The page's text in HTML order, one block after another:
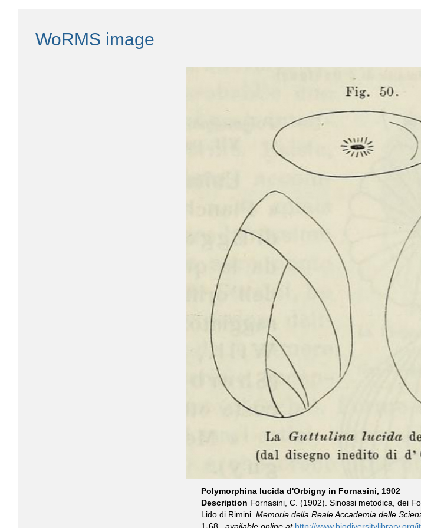
WoRMS image
Polymorphina lucida d'Orbigny in Fornasini, 1902
Description Fornasini, C. (1902). Sinossi metodica, dei
Lido di Rimini. Memorie della Reale Accademia delle